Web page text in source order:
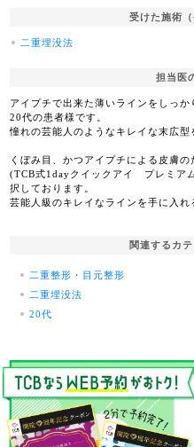
受けた施術（
二重埋没法
担当医
アイプチで出来た薄いラインをしっ
20代の患者様です。
憧れの芸能人のようなキレイな末広型
くぼみ目、かつアイプチによる皮膚
(TCB式1dayクイックアイ プレミア
択しております。
芸能人級のキレイなラインを手に入れ
関連するカ
二重整形・目元整形
二重埋没法
20代